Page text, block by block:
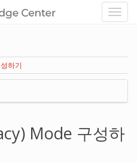
하기
Mode 구성하